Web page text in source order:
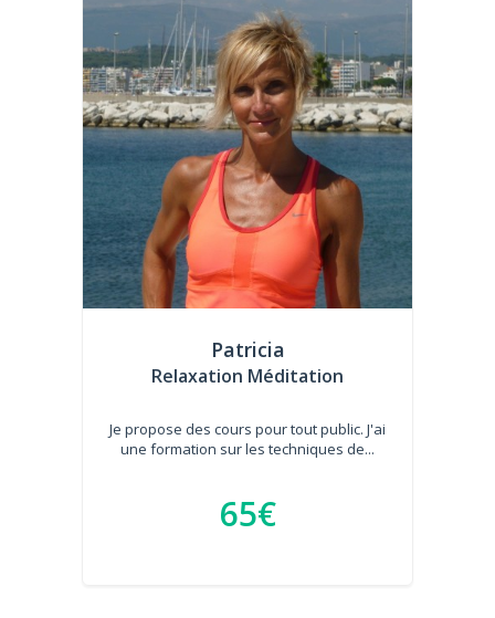
Patricia
Relaxation Méditation
Je propose des cours pour tout public. J'ai
une formation sur les techniques de...
65€